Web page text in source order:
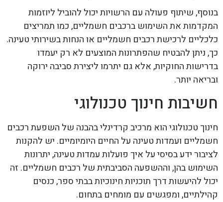
בנוסף, שיתוף פעולה עם הרשויות יכול להוביל ליוזמות
המקדמות את השימוש ברכבים חשמליים, כמו תמריצים
כלכליים לרכישת רכבים חשמליים או הנחות בשירותי טעינה.
כך, ניתן להבטיח שהפתרונות המוצעים לא רק יעמדו
בדרישות החוקיות, אלא גם יתרמו ליצירת סביבה ירוקה
ובריאה יותר.
חשיבות חינוך טכנולוגי
חינוך טכנולוגי הוא מרכיב קרדינלי בהבנה של השפעת רכבים
חשמליים ועמדות טעינה על החיים היומיומיים. יש להקנות
לציבור ידע בסיסי על איך פועלות עמדות טעינה, יתרונות
השימוש בהן, וההשפעה הסביבתית של רכבים חשמליים. זה
יכול להיעשות דרך תוכניות חינוכיות בבתי ספר, כנסים
קהילתיים, ומפגשים עם מומחים בתחום.